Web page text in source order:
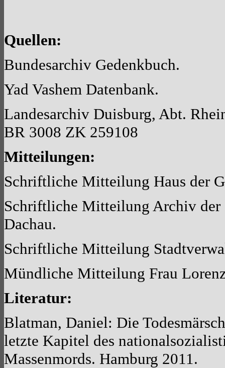
Quellen:
Bundesarchiv Gedenkbuch.
Yad Vashem Datenbank.
Landesarchiv Duisburg, Abt.
BR 3008 ZK 259108
Mitteilungen:
Schriftliche Mitteilung Haus der
Schriftliche Mitteilung Archiv der
Dachau.
Schriftliche Mitteilung
Mündliche Mitteilung Frau
Literatur:
Blatman, Daniel: Die
letzte Kapitel des
Massenmords. Hamburg 2011.